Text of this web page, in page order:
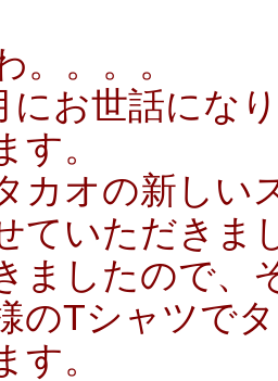
。。。。
にお世話にな
す。
カオの新しい
ていただきま
ましたので、
のTシャツで
す。